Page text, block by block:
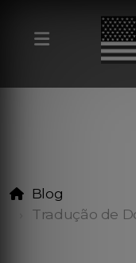
Blog
Tradução de